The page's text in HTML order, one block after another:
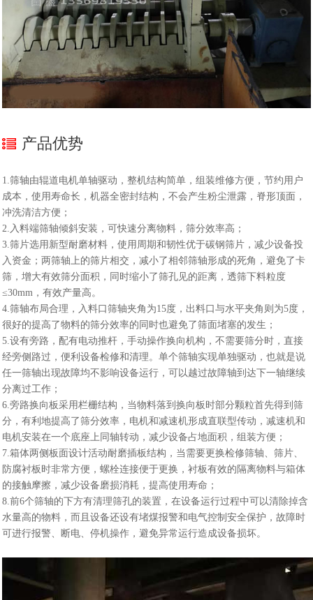
产品优势
1.筛轴由辊道电机单轴驱动，整机结构简单，组装维修方便，节约用户
成本，使用寿命长，机器全密封结构，不会产生粉尘泄露，脊形顶面，
冲洗清洁方便；
2.入料端筛轴倾斜安装，可快速分离物料，筛分效率高；
3.筛片选用新型耐磨材料，使用周期和韧性优于碳钢筛片，减少设备投
入资金；两筛轴上的筛片相交，减小了相邻筛轴形成的死角，避免了卡
筛，增大有效筛分面积，同时缩小了筛孔见的距离，透筛下料粒度
≤30mm，有效产量高。
4.筛轴布局合理，入料口筛轴夹角为15度，出料口与水平夹角则为5度，
很好的提高了物料的筛分效率的同时也避免了筛面堵塞的发生；
5.设有旁路，配有电动推杆，手动操作换向机构，不需要筛分时，直接
经旁侧路过，便利设备检修和清理。单个筛轴实现单独驱动，也就是说
任一筛轴出现故障均不影响设备运行，可以越过故障轴到达下一轴继续
分离过工作；
6.旁路换向板采用栏栅结构，当物料落到换向板时部分颗粒首先得到筛
分，有利地提高了筛分效率，电机和减速机形成直联型传动，减速机和
电机安装在一个底座上同轴转动，减少设备占地面积，组装方便；
7.箱体两侧板面设计活动耐磨插板结构，当需要更换检修筛轴、筛片、
防腐衬板时非常方便，螺栓连接便于更换，衬板有效的隔离物料与箱体
的接触摩擦，减少设备磨损消耗，提高使用寿命；
8.前6个筛轴的下方有清理筛孔的装置，在设备运行过程中可以清除掉含
水量高的物料，而且设备还设有堵煤报警和电气控制安全保护，故障时
可进行报警、断电、停机操作，避免异常运行造成设备损坏。